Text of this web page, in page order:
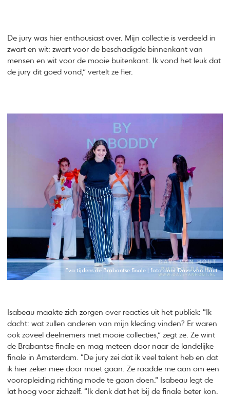
De jury was hier enthousiast over. Mijn collectie is verdeeld in
zwart en wit: zwart voor de beschadigde binnenkant van
mensen en wit voor de mooie buitenkant. Ik vond het leuk dat
de jury dit goed vond,” vertelt ze fier.
Eva tijdens de Brabantse finale | foto door Dave van Hout
Isabeau maakte zich zorgen over reacties uit het publiek: “Ik
dacht: wat zullen anderen van mijn kleding vinden? Er waren
ook zoveel deelnemers met mooie collecties,” zegt ze. Ze wint
de Brabantse finale en mag meteen door naar de landelijke
finale in Amsterdam. “De jury zei dat ik veel talent heb en dat
ik hier zeker mee door moet gaan. Ze raadde me aan om een
vooropleiding richting mode te gaan doen.” Isabeau legt de
lat hoog voor zichzelf. “Ik denk dat het bij de finale beter kon.